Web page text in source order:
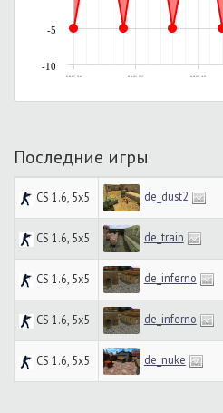
05.04.2017, 22:49 06.04.2017, 22:57 09.04.2017, 18:52
-10
-5
Последние игры
CS 1.6, 5x5 de_dust2
CS 1.6, 5x5 de_train
CS 1.6, 5x5 de_inferno
CS 1.6, 5x5 de_inferno
CS 1.6, 5x5 de_nuke